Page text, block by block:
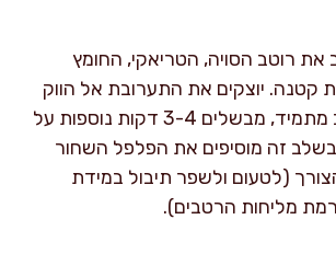
את רוטב הסויה, הטריאקי, החומץ
קטנה. יוצקים את התערובת אל הווק
תוך כדי ערבוב מתמיד, מבשלים 3-4 דקות נוספות על
זה מוסיפים את הפלפל השחור
(לטעום ולשפר תיבול במידת
מליחות הרטבים).